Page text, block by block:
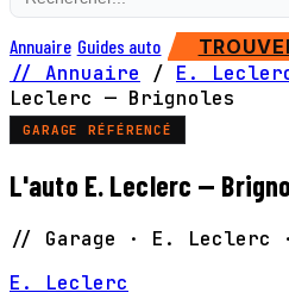
Annuaire Guides auto
// Annuaire / E.
Leclerc — Brignoles
GARAGE RÉFÉRENCÉ
L'auto E. Leclerc —
// Garage · E. Leclerc
E. Leclerc